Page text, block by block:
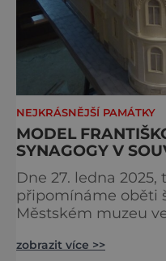
NEJKRÁSNĚJŠÍ PAMÁTKY
MODEL
SYNAGOGY V
Dne 27. ledna 2025,
připomínáme oběti
Městském muzeu
nacisty zničena v roce 1938. Do
zobrazit více >>